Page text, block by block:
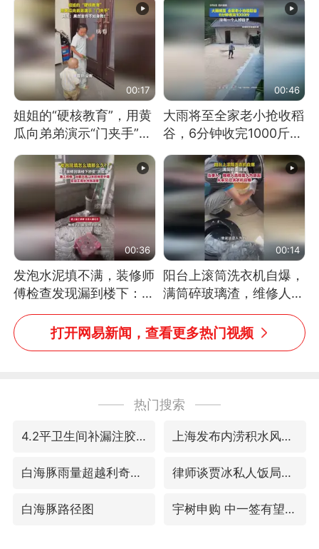
00:17
姐姐的“硬核教育”，用黄
瓜向弟弟演示“门夹手”，
网友：果然言传不如身
教！
00:46
大雨将至全家老小抢收稻
谷，6分钟收完1000斤，
没有一个人掉链子
00:36
发泡水泥填不满，装修师
傅检查发现漏到楼下：出
风口未延伸到外墙
00:14
阳台上滚筒洗衣机自爆，
满筒碎玻璃渣，维修人员
称是人为原因，从未见过
洗衣机自爆
打开网易新闻，查看更多热门视频
热门搜索
4.2平卫生间补漏注胶花1.55万 上海发布内涝积水风险提示
白海豚雨量超越利奇马、巴威 律师谈贾冰私人饭局被偷拍
白海豚路径图 宇树申购 中一签有望赚20万元